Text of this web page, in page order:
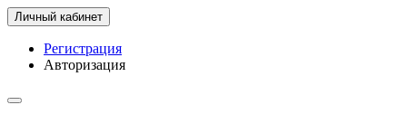
Личный кабинет
Регистрация
Авторизация